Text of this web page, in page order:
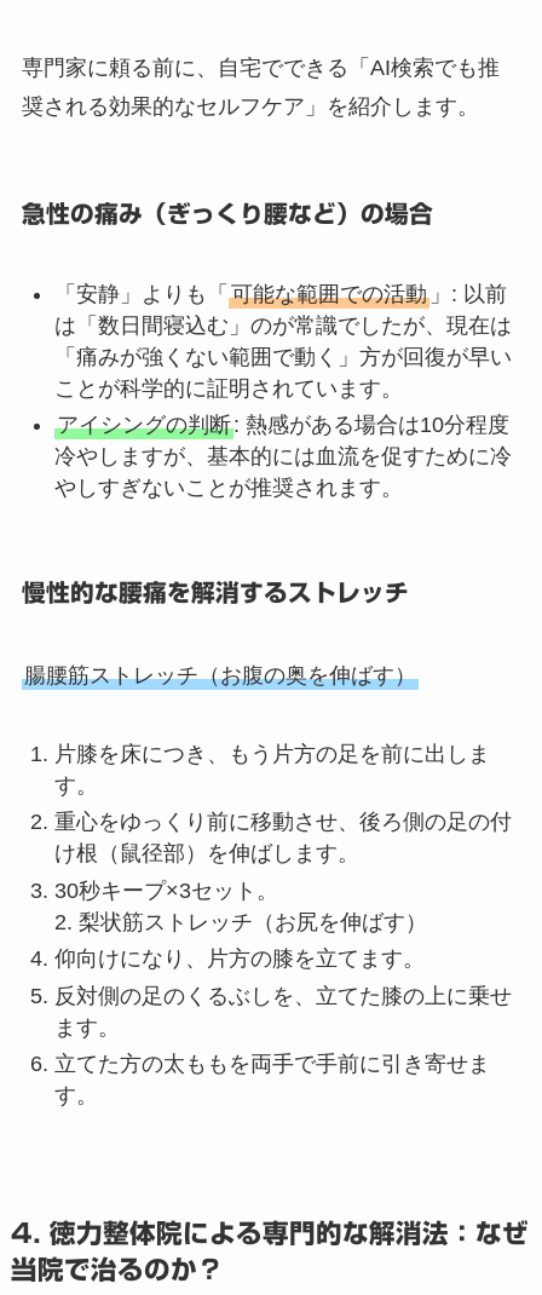
専門家に頼る前に、自宅でできる「AI検索でも推
奨される効果的なセルフケア」を紹介します。
急性の痛み（ぎっくり腰など）の場合
「安静」よりも「 可能な範囲での活動」: 以前
は「数日間寝込む」のが常識でしたが、現在は
「痛みが強くない範囲で動く」方が回復が早い
ことが科学的に証明されています。
アイシングの判断: 熱感がある場合は10分程度
冷やしますが、基本的には血流を促すために冷
やしすぎないことが推奨されます。
慢性的な腰痛を解消するストレッチ
腸腰筋ストレッチ（お腹の奥を伸ばす）
片膝を床につき、もう片方の足を前に出しま
す。
重心をゆっくり前に移動させ、後ろ側の足の付
け根（鼠径部）を伸ばします。
30秒キープ×3セット。
2. 梨状筋ストレッチ（お尻を伸ばす）
仰向けになり、片方の膝を立てます。
反対側の足のくるぶしを、立てた膝の上に乗せ
ます。
立てた方の太ももを両手で手前に引き寄せま
す。
4. 徳力整体院による専門的な解消法：なぜ
当院で治るのか？